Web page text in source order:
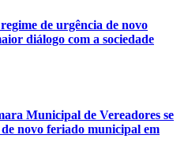
de urgência de novo
diálogo com a sociedade
Municipal de Vereadores se
novo feriado municipal em